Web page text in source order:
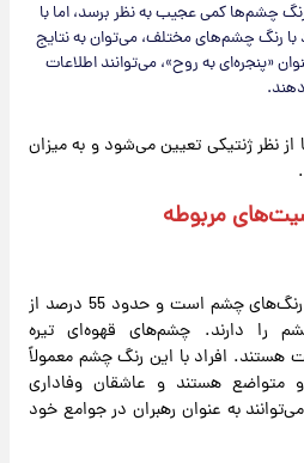
کمی عجیب به نظر برسد، اما با
با رنگ چشم‌های مختلف، می‌توان به نتایج
«پنجره‌ای به روح»، می‌توانند اطلاعات
نظر ژنتیکی تعیین می‌شود و به میزان
مربوطه
رنگ قهوه‌ای یکی از رایج‌ترین رنگ‌های چشم است و حدود 55 درصد از
را دارند. چشم‌های قهوه‌ای تیره
هستند. افراد با این رنگ چشم معمولاً
متواضع هستند و عاشقان وفاداری
به عنوان رهبران در جوامع خود